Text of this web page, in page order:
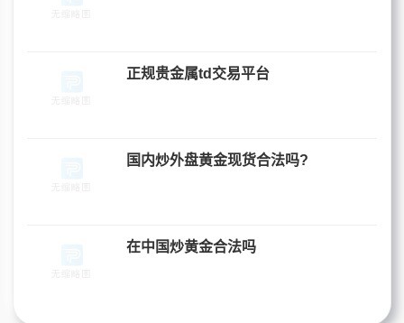
正规贵金属td交易平台
国内炒外盘黄金现货合法吗?
在中国炒黄金合法吗